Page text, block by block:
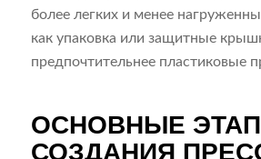
более легких и менее
как упаковка или защитные
предпочтительнее пластиковые
ОСНОВНЫЕ
СОЗДАНИЯ